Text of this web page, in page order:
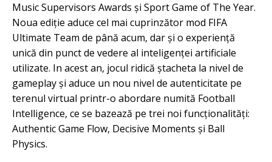
Music Supervisors Awards şi Sport Game of The Year.
Noua ediţie aduce cel mai cuprinzător mod FIFA
Ultimate Team de până acum, dar şi o experienţă
unică din punct de vedere al inteligenţei artificiale
utilizate. In acest an, jocul ridică ştacheta la nivel de
gameplay şi aduce un nou nivel de autenticitate pe
terenul virtual printr-o abordare numită Football
Intelligence, ce se bazează pe trei noi funcţionalităţi:
Authentic Game Flow, Decisive Moments şi Ball
Physics.